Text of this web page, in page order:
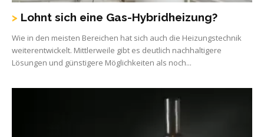
Lohnt sich eine Gas-Hybridheizung?
Wie in den meisten Bereichen hat sich auch die Heizungstechnik
weiterentwickelt. Mittlerweile gibt es deutlich nachhaltigere
Lösungen und günstigere Möglichkeiten als noch...